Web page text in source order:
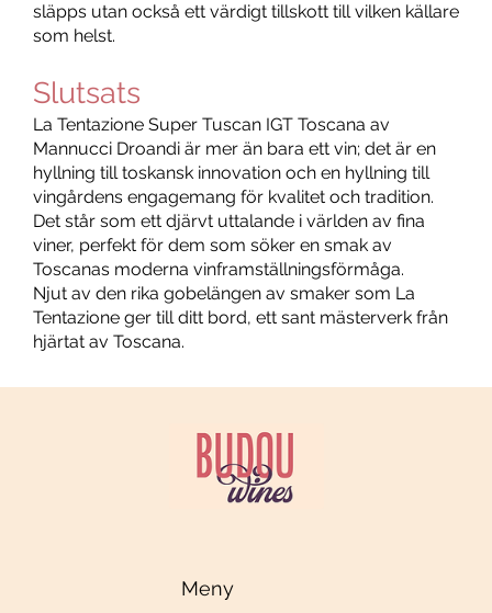
släpps utan också ett värdigt tillskott till vilken källare
som helst.
Slutsats
La Tentazione Super Tuscan IGT Toscana av
Mannucci Droandi är mer än bara ett vin; det är en
hyllning till toskansk innovation och en hyllning till
vingårdens engagemang för kvalitet och tradition.
Det står som ett djärvt uttalande i världen av fina
viner, perfekt för dem som söker en smak av
Toscanas moderna vinframställningsförmåga.
Njut av den rika gobelängen av smaker som La
Tentazione ger till ditt bord, ett sant mästerverk från
hjärtat av Toscana.
Meny